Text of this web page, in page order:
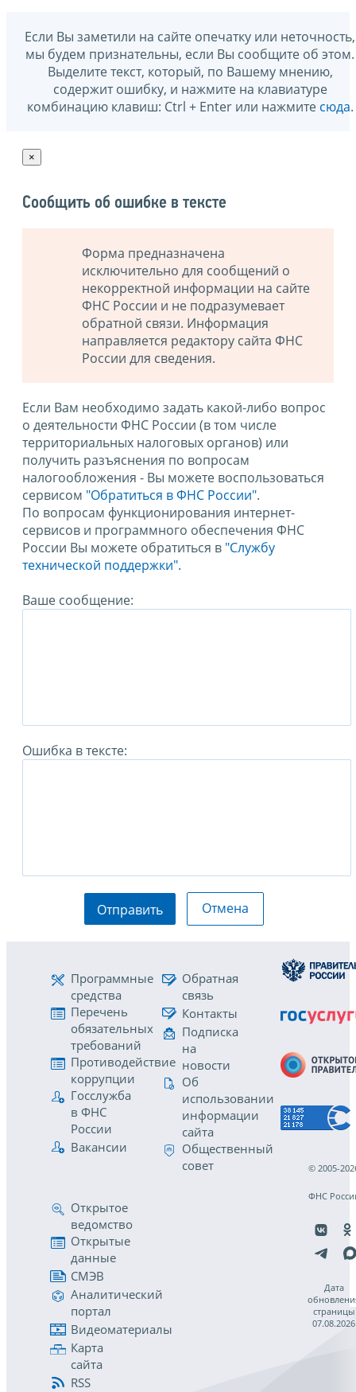
Если Вы заметили на сайте опечатку или неточность,
мы будем признательны, если Вы сообщите об этом.
Выделите текст, который, по Вашему мнению,
содержит ошибку, и нажмите на клавиатуре
комбинацию клавиш: Ctrl + Enter или нажмите сюда.
×
Сообщить об ошибке в тексте
Форма предназначена
исключительно для сообщений о
некорректной информации на сайте
ФНС России и не подразумевает
обратной связи. Информация
направляется редактору сайта ФНС
России для сведения.
Если Вам необходимо задать какой-либо вопрос
о деятельности ФНС России (в том числе
территориальных налоговых органов) или
получить разъяснения по вопросам
налогообложения - Вы можете воспользоваться
сервисом "Обратиться в ФНС России".
По вопросам функционирования интернет-
сервисов и программного обеспечения ФНС
России Вы можете обратиться в "Службу
технической поддержки".
Ваше сообщение:
Ошибка в тексте:
Отправить Отмена
Программные
средства
Перечень
обязательных
требований
Противодействие
коррупции
Госслужба
в ФНС
России
Вакансии
Обратная
связь
Контакты
Подписка
на
новости
Об
использовании
информации
сайта
Общественный
совет
Открытое
ведомство
Открытые
данные
СМЭВ
Аналитический
портал
Видеоматериалы
Карта
сайта
RSS
© 2005-
ФНС
Дата
страницы
07.08.2026